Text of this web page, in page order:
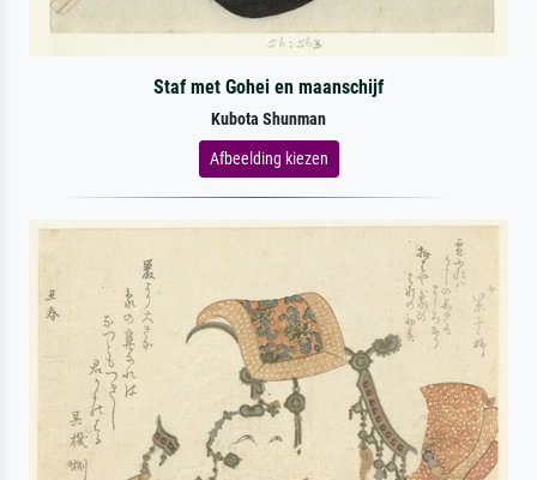
Staf met Gohei en maanschijf
Kubota Shunman
Afbeelding kiezen